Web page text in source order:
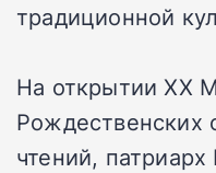
традиционной
На открытии XX
Рождественских
чтений,